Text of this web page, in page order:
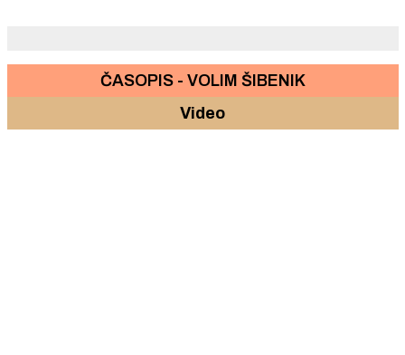
ČASOPIS - VOLIM ŠIBENIK
Video